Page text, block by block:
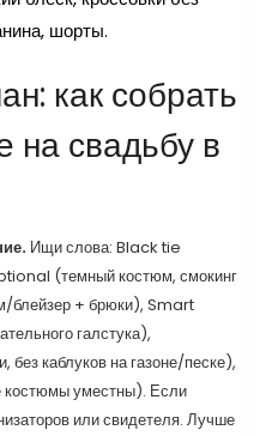
шорты.
как собрать
на свадьбу в
Ищи слова: Black tie
(темный костюм, смокинг
+ брюки), Smart
галстука),
каблуков на газоне/песке),
уместны). Если
или свидетеля. Лучше